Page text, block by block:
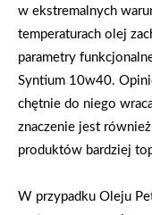
w ekstremalnych
temperaturach olej
parametry
Syntium 10w40.
chętnie do niego
znaczenie jest
produktów bardziej
W przypadku Oleju